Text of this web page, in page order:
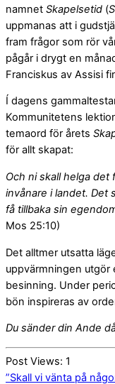
namnet Skapelsetid (
uppmanas att i
fram frågor som rör
pågår i drygt en
Franciskus av Assisi
Í dagens
Kommunitetens
temaord för årets
för allt skapat:
Och ni skall helga
invånare i landet. Det
få tillbaka sin
Mos 25:10)
Det alltmer utsatta
uppvärmningen utgör
besinning. Under
bön inspireras av
Du sänder din Ande
Post Views: 1
”Skall vi vänta på